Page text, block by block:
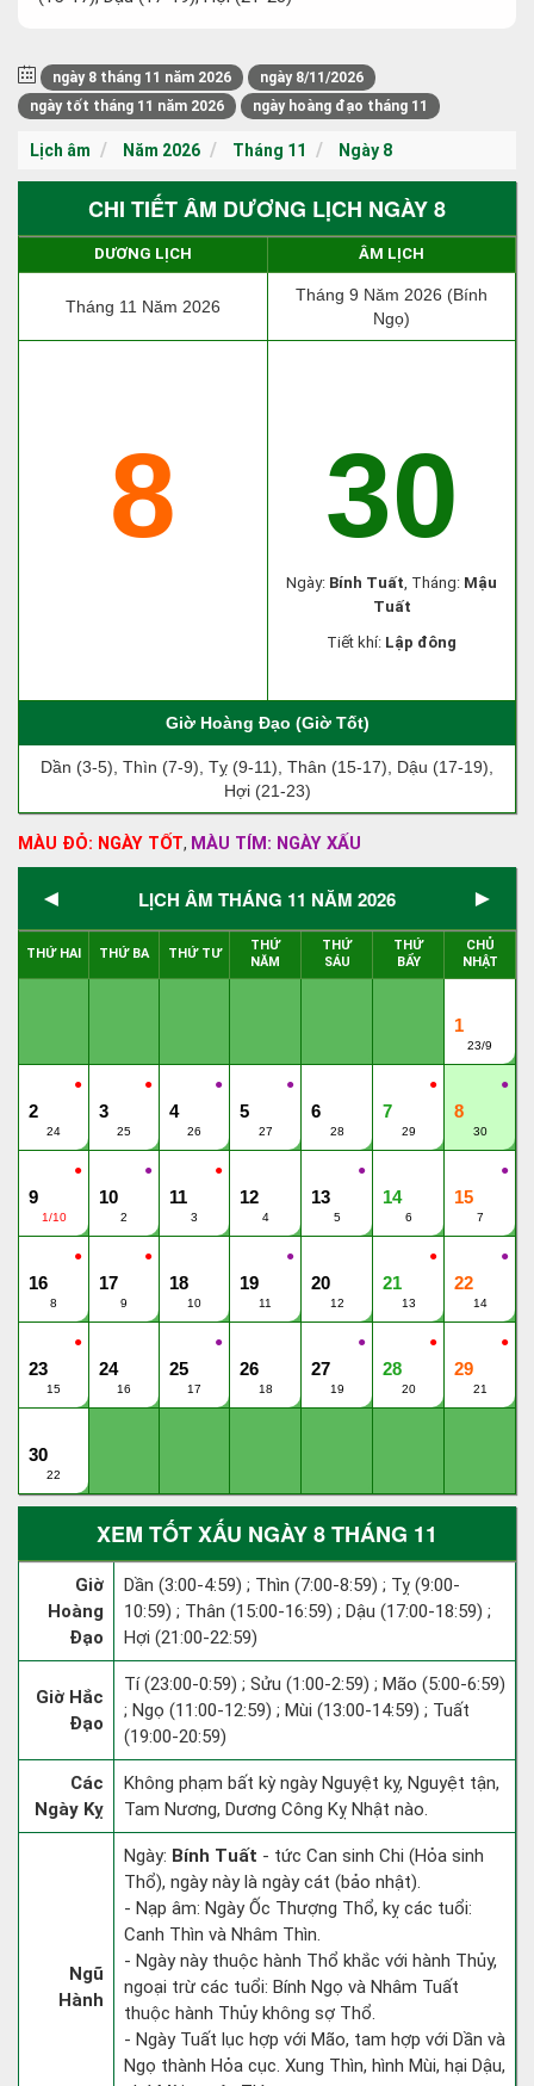
ngày 8 tháng 11 năm 2026
ngày 8/11/2026
ngày tốt tháng 11 năm 2026
ngày hoàng đạo tháng 11
Lịch âm Năm 2026 Tháng 11 Ngày 8
CHI TIẾT ÂM DƯƠNG LỊCH NGÀY 8
DƯƠNG LỊCH ÂM LỊCH
Tháng 11 Năm 2026
Tháng 9 Năm 2026 (Bính
Ngọ)
8 30
Ngày: Bính Tuất, Tháng: Mậu
Tuất
Tiết khí: Lập đông
Giờ Hoàng Đạo (Giờ Tốt)
Dần (3-5), Thìn (7-9), Tỵ (9-11), Thân (15-17), Dậu (17-19),
Hợi (21-23)
MÀU ĐỎ: NGÀY TỐT, MÀU TÍM: NGÀY XẤU
◄ LỊCH ÂM THÁNG 11 NĂM 2026 ►
THỨ HAI THỨ BA THỨ TƯ
THỨ
NĂM
THỨ
SÁU
THỨ
BẨY
CHỦ
NHẬT
1
23/9
●
2
24
●
3
25
●
4
26
●
5
27
6
28
●
7
29
●
8
30
●
9
1/10
●
10
2
●
11
3
12
4
●
13
5
14
6
●
15
7
●
16
8
●
17
9
18
10
●
19
11
20
12
●
21
13
●
22
14
●
23
15
24
16
●
25
17
26
18
●
27
19
●
28
20
●
29
21
30
22
XEM TỐT XẤU NGÀY 8 THÁNG 11
Giờ
Hoàng
Đạo
Dần (3:00-4:59) ; Thìn (7:00-8:59) ; Tỵ (9:00-
10:59) ; Thân (15:00-16:59) ; Dậu (17:00-18:59) ;
Hợi (21:00-22:59)
Giờ Hắc
Đạo
Tí (23:00-0:59) ; Sửu (1:00-2:59) ; Mão (5:00-6:59)
; Ngọ (11:00-12:59) ; Mùi (13:00-14:59) ; Tuất
(19:00-20:59)
Các
Ngày Kỵ
Không phạm bất kỳ ngày Nguyệt kỵ, Nguyệt tận,
Tam Nương, Dương Công Kỵ Nhật nào.
Ngũ
Hành
Ngày: Bính Tuất - tức Can sinh Chi (Hỏa sinh
Thổ), ngày này là ngày cát (bảo nhật).
- Nạp âm: Ngày Ốc Thượng Thổ, kỵ các tuổi:
Canh Thìn và Nhâm Thìn.
- Ngày này thuộc hành Thổ khắc với hành Thủy,
ngoại trừ các tuổi: Bính Ngọ và Nhâm Tuất
thuộc hành Thủy không sợ Thổ.
- Ngày Tuất lục hợp với Mão, tam hợp với Dần và
Ngọ thành Hỏa cục. Xung Thìn, hình Mùi, hại Dậu,